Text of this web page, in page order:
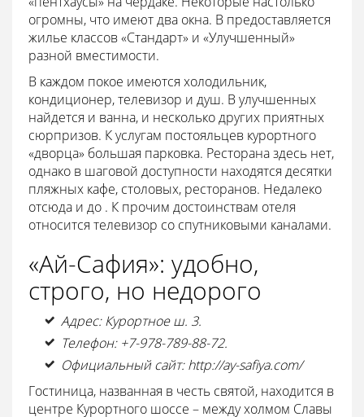
огромны, что имеют два окна. В предоставляется
жилье классов «Стандарт» и «Улучшенный»
разной вместимости.
В каждом покое имеются холодильник,
кондиционер, телевизор и душ. В улучшенных
найдется и ванна, и несколько других приятных
сюрпризов. К услугам постояльцев курортного
«дворца» большая парковка. Ресторана здесь нет,
однако в шаговой доступности находятся десятки
пляжных кафе, столовых, ресторанов. Недалеко
отсюда и до . К прочим достоинствам отеля
относится телевизор со спутниковыми каналами.
«Ай-Сафия»: удобно,
строго, но недорого
Адрес: Курортное ш. 3.
Телефон: +7-978-789-88-72.
Официальный сайт: http://ay-safiya.com/
Гостиница, названная в честь святой, находится в
центре Курортного шоссе – между холмом Славы